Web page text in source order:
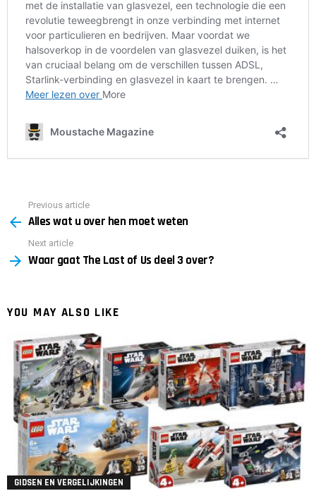
more
Previous article
Alles wat u over hen moet weten
Next article
Waar gaat The Last of Us deel 3 over?
YOU MAY ALSO LIKE
GIDSEN EN VERGELIJKINGEN